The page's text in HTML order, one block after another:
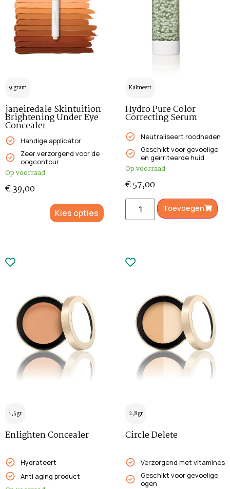
9 gram
janeiredale Skintuition
Brightening Under Eye
Concealer
Handige applicator
Zeer verzorgend voor de
oogcontour
Op voorraad
€39,00
Kies opties
Kalmeert
Hydro Pure Color
Correcting Serum
Neutraliseert roodheden
Geschikt voor gevoelige
en geïrriteerde huid
Op voorraad
€57,00
Toevoegen
1,5gr
Enlighten Concealer
Hydrateert
Anti aging product
2,8gr
Circle Delete
Verzorgend met vitamines
Geschikt voor gevoelige
ogen